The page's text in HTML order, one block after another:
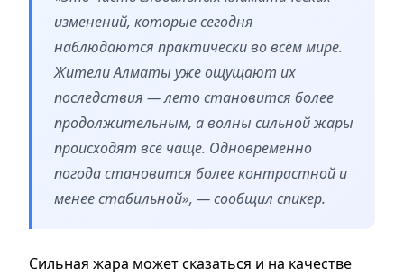
изменений, которые сегодня
наблюдаются практически во всём мире.
Жители Алматы уже ощущают их
последствия — лето становится более
продолжительным, а волны сильной жары
происходят всё чаще. Одновременно
погода становится более контрастной и
менее стабильной», — сообщил спикер.
Сильная жара может сказаться и на качестве